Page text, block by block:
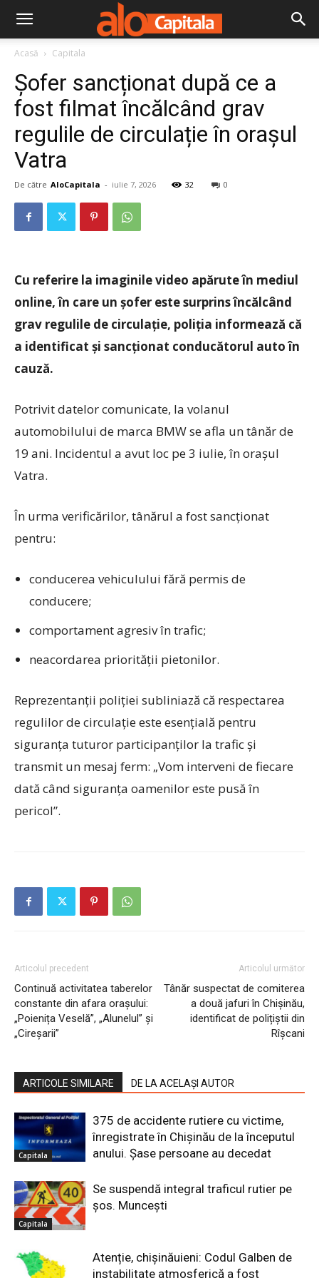
Acasă Capitala
Șofer sancționat după ce a
fost filmat încălcând grav
regulile de circulație în orașul
Vatra
De către AloCapitala - iulie 7, 2026 32 0
Cu referire la imaginile video apărute în mediul
online, în care un șofer este surprins încălcând
grav regulile de circulație, poliția informează că
a identificat și sancționat conducătorul auto în
cauză.
Potrivit datelor comunicate, la volanul
automobilului de marca BMW se afla un tânăr de
19 ani. Incidentul a avut loc pe 3 iulie, în orașul
Vatra.
În urma verificărilor, tânărul a fost sancționat
pentru:
conducerea vehiculului fără permis de
conducere;
comportament agresiv în trafic;
neacordarea priorității pietonilor.
Reprezentanții poliției subliniază că respectarea
regulilor de circulație este esențială pentru
siguranța tuturor participanților la trafic și
transmit un mesaj ferm: „Vom interveni de fiecare
dată când siguranța oamenilor este pusă în
pericol”.
Articolul precedent
Continuă activitatea taberelor
constante din afara orașului:
„Poienița Veselă”, „Alunelul” și
„Cireșarii”
Articolul următor
Tânăr suspectat de comiterea
a două jafuri în Chișinău,
identificat de polițiștii din
Rîșcani
ARTICOLE SIMILARE DE LA ACELAȘI AUTOR
Capitala
375 de accidente rutiere cu victime,
înregistrate în Chișinău de la începutul
anului. Șase persoane au decedat
Capitala
Se suspendă integral traficul rutier pe
șos. Muncești
Atenție, chișinăuieni: Codul Galben de
instabilitate atmosferică a fost